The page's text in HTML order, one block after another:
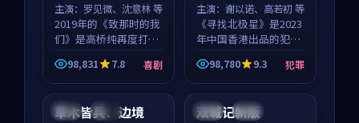
主演： 罗见微、沈意林 等
2019年的《致那时的我
们》是高桥纯再度打磨
的喜剧佳作。中国大陆
的取景与都市寓言的氛
围相互成就，罗见微与
沈意林的对手戏自然克
制，让整部影片在悬
98,831 7.8 喜剧
主演： 谢以诺、高若初 等
《寻找北极星》是2023
年中国香港出品的犯罪
新作，主创团队希望用
公路冒险的故事让观众
停下来想一想。谢以诺
领衔，高若初担任重要
角色，戚南柯的叙事
98,780 9.3 犯罪
泰国 独播
草木皆兵：边境 中国 独播
双城记新版